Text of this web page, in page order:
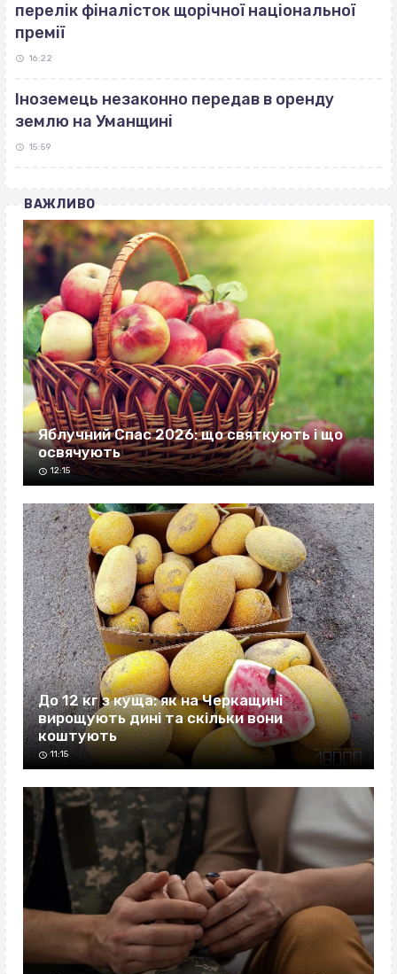
перелік фіналісток щорічної національної
премії
16:22
Іноземець незаконно передав в оренду
землю на Уманщині
15:59
ВАЖЛИВО
Яблучний Спас 2026: що святкують і що
освячують
12:15
До 12 кг з куща: як на Черкащині
вирощують дині та скільки вони
коштують
11:15